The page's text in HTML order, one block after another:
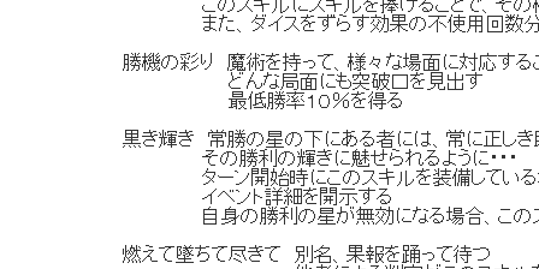
このスキルにスキルを捧げることで、その枠を
また、ダイスをずらす効果の不使用回数分、
勝機の彩り 魔術を持って、様々な場面に対応する
どんな局面にも突破口を見出す
最低勝率１０％を得る
黒き輝き 常勝の星の下にある者には、常に正しき
その勝利の輝きに魅せられるように・・・
ターン開始時にこのスキルを装備している場
イベント詳細を開示する
自身の勝利の星が無効になる場合、このスキル
燃えて墜ちて尽きて 別名、果報を踊って待つ